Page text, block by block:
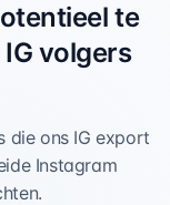
te
volgers
die ons IG export
Instagram